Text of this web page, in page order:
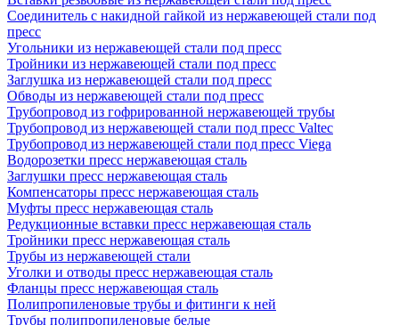
Соединитель с накидной гайкой из нержавеющей стали под
пресс
Угольники из нержавеющей стали под пресс
Тройники из нержавеющей стали под пресс
Заглушка из нержавеющей стали под пресс
Обводы из нержавеющей стали под пресс
Трубопровод из гофрированной нержавеющей трубы
Трубопровод из нержавеющей стали под пресс Valtec
Трубопровод из нержавеющей стали под пресс Viega
Водорозетки пресс нержавеющая сталь
Заглушки пресс нержавеющая сталь
Компенсаторы пресс нержавеющая сталь
Муфты пресс нержавеющая сталь
Редукционные вставки пресс нержавеющая сталь
Тройники пресс нержавеющая сталь
Трубы из нержавеющей стали
Уголки и отводы пресс нержавеющая сталь
Фланцы пресс нержавеющая сталь
Полипропиленовые трубы и фитинги к ней
Трубы полипропиленовые белые